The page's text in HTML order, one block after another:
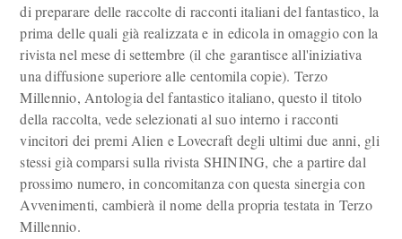
di preparare delle raccolte di racconti italiani del fantastico, la
prima delle quali già realizzata e in edicola in omaggio con la
rivista nel mese di settembre (il che garantisce all'iniziativa
una diffusione superiore alle centomila copie). Terzo
Millennio, Antologia del fantastico italiano, questo il titolo
della raccolta, vede selezionati al suo interno i racconti
vincitori dei premi Alien e Lovecraft degli ultimi due anni, gli
stessi già comparsi sulla rivista SHINING, che a partire dal
prossimo numero, in concomitanza con questa sinergia con
Avvenimenti, cambierà il nome della propria testata in Terzo
Millennio.